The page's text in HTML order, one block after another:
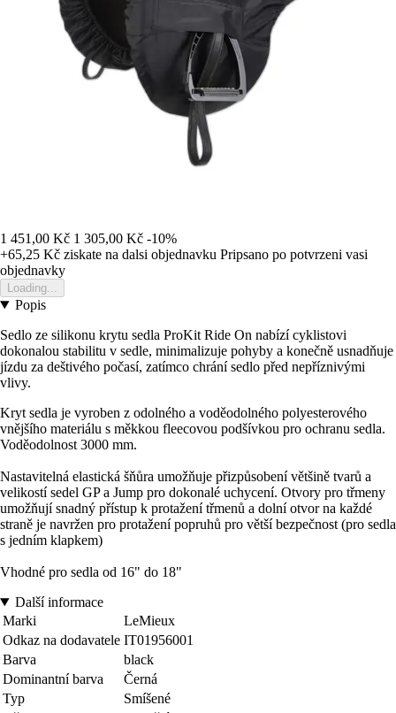
1 451,00 Kč 1 305,00 Kč -10%
+65,25 Kč ziskate na dalsi objednavku Pripsano po potvrzeni vasi
objednavky
Loading...
Popis
Sedlo ze silikonu krytu sedla ProKit Ride On nabízí cyklistovi
dokonalou stabilitu v sedle, minimalizuje pohyby a konečně usnadňuje
jízdu za deštivého počasí, zatímco chrání sedlo před nepříznivými
vlivy.
Kryt sedla je vyroben z odolného a voděodolného polyesterového
vnějšího materiálu s měkkou fleecovou podšívkou pro ochranu sedla.
Voděodolnost 3000 mm.
Nastavitelná elastická šňůra umožňuje přizpůsobení většině tvarů a
velikostí sedel GP a Jump pro dokonalé uchycení. Otvory pro třmeny
umožňují snadný přístup k protažení třmenů a dolní otvor na každé
straně je navržen pro protažení popruhů pro větší bezpečnost (pro sedla
s jedním klapkem)
Vhodné pro sedla od 16" do 18"
Další informace
Marki
LeMieux
Odkaz na dodavatele IT01956001
Barva
black
Dominantní barva
Černá
Typ
Smíšené